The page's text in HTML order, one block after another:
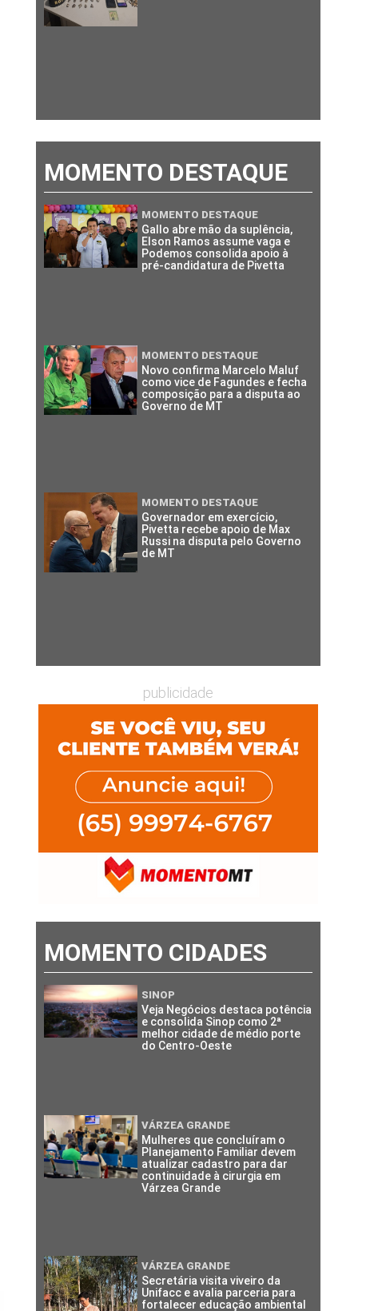
MOMENTO DESTAQUE
MOMENTO DESTAQUE
Gallo abre mão da suplência,
Elson Ramos assume vaga e
Podemos consolida apoio à
pré-candidatura de Pivetta
MOMENTO DESTAQUE
Novo confirma Marcelo Maluf
como vice de Fagundes e fecha
composição para a disputa ao
Governo de MT
MOMENTO DESTAQUE
Governador em exercício,
Pivetta recebe apoio de Max
Russi na disputa pelo Governo
de MT
publicidade
MOMENTO CIDADES
SINOP
Veja Negócios destaca potência
e consolida Sinop como 2ª
melhor cidade de médio porte
do Centro-Oeste
VÁRZEA GRANDE
Mulheres que concluíram o
Planejamento Familiar devem
atualizar cadastro para dar
continuidade à cirurgia em
Várzea Grande
VÁRZEA GRANDE
Secretária visita viveiro da
Unifacc e avalia parceria para
fortalecer educação ambiental